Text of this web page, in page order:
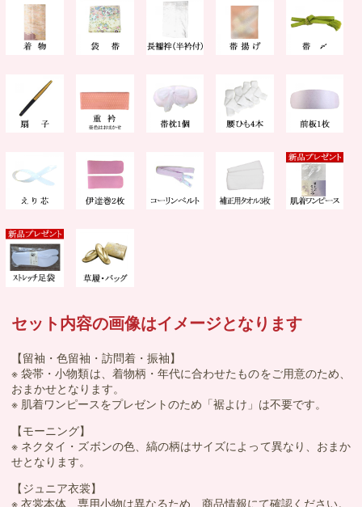
セット内容の画像はイメージとなります
【留袖・色留袖・訪問着・振袖】
※ 袋帯・小物類は、着物柄・年代に合わせたものをご用意のため、
おまかせとなります。
※ 肌着ワンピースをプレゼントのため「裾よけ」は不要です。
【モーニング】
※ ネクタイ・ズボンの色、縞の柄はサイズによって異なり、おまか
せとなります。
【ジュニア衣裳】
※ 衣裳本体、専用小物は異なるため、商品情報にて確認ください。